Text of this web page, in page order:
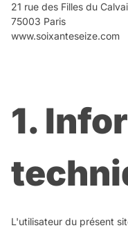
21 rue des Filles du
75003 Paris
www.soixanteseize.com
1.
L'utilisateur du présent